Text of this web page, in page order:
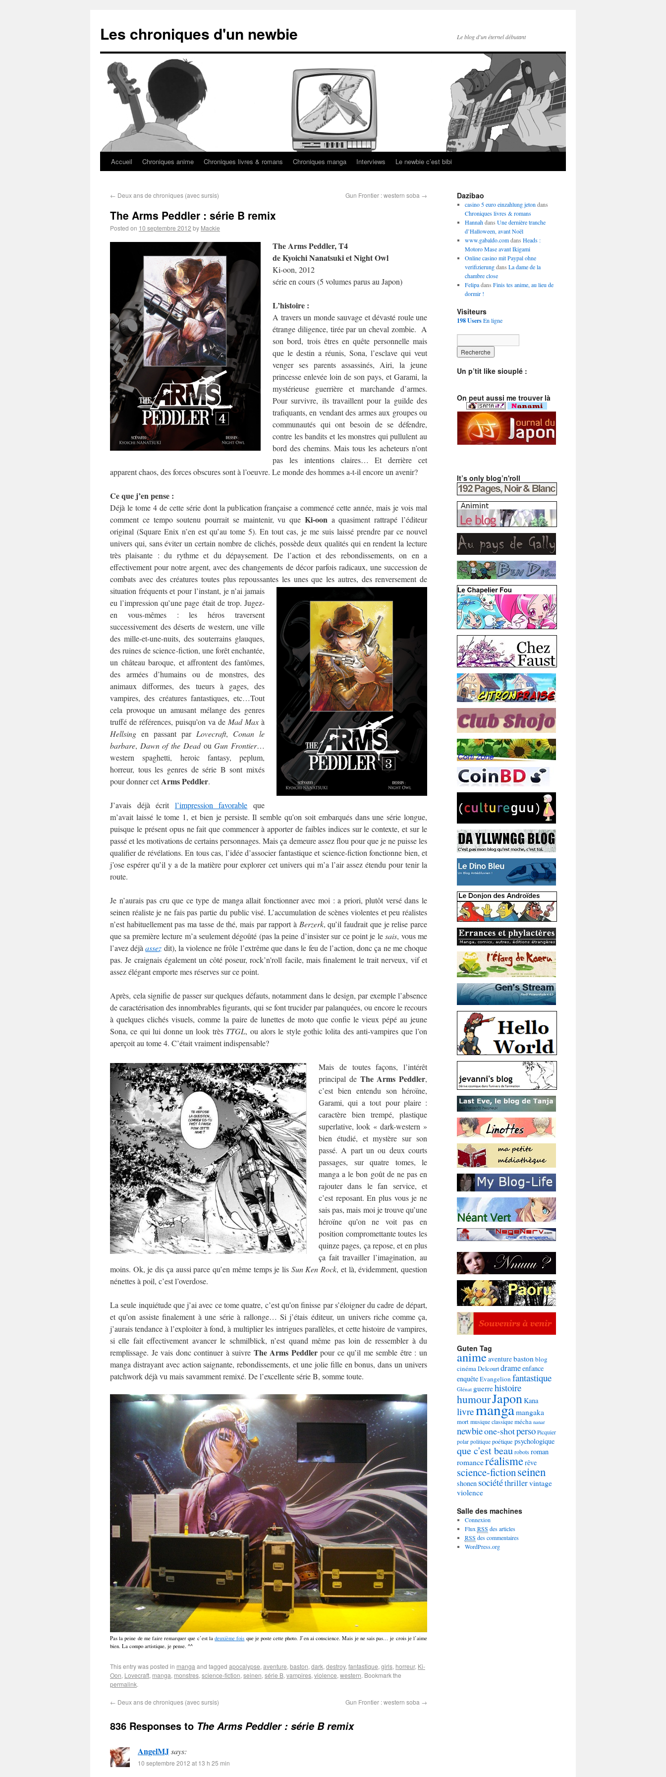
Les chroniques d'un newbie Le blog d'un éternel débutant
Accueil Chroniques anime Chroniques livres & romans Chroniques manga Interviews Le newbie c’est bibi
← Deux ans de chroniques (avec sursis) Gun Frontier : western soba →
The Arms Peddler : série B remix
Posted on 10 septembre 2012 by Mackie
The Arms Peddler, T4
de Kyoichi Nanatsuki et Night Owl
Ki-oon, 2012
série en cours (5 volumes parus au Japon)
L’histoire :
A travers un monde sauvage et dévasté roule une
étrange diligence, tirée par un cheval zombie. A
son bord, trois êtres en quête personnelle mais
que le destin a réunis, Sona, l’esclave qui veut
venger ses parents assassinés, Airi, la jeune
princesse enlevée loin de son pays, et Garami, la
mystérieuse guerrière et marchande d’armes.
Pour survivre, ils travaillent pour la guilde des
trafiquants, en vendant des armes aux groupes ou
communautés qui ont besoin de se défendre,
contre les bandits et les monstres qui pullulent au
bord des chemins. Mais tous les acheteurs n’ont
pas les intentions claires… Et derrière cet
apparent chaos, des forces obscures sont à l’oeuvre. Le monde des hommes a-t-il encore un avenir?
Ce que j’en pense :
Déjà le tome 4 de cette série dont la publication française a commencé cette année, mais je vois mal
comment ce tempo soutenu pourrait se maintenir, vu que Ki-oon a quasiment rattrapé l’éditeur
original (Square Enix n’en est qu’au tome 5). En tout cas, je me suis laissé prendre par ce nouvel
univers qui, sans éviter un certain nombre de clichés, possède deux qualités qui en rendent la lecture
très plaisante : du rythme et du dépaysement. De l’action et des rebondissements, on en a
effectivement pour notre argent, avec des changements de décor parfois radicaux, une succession de
combats avec des créatures toutes plus repoussantes les unes que les autres, des renversement de
situation fréquents et pour l’instant, je n’ai jamais
eu l’impression qu’une page était de trop. Jugez-
en vous-mêmes : les héros traversent
successivement des déserts de western, une ville
des mille-et-une-nuits, des souterrains glauques,
des ruines de science-fiction, une forêt enchantée,
un château baroque, et affrontent des fantômes,
des armées d’humains ou de monstres, des
animaux difformes, des tueurs à gages, des
vampires, des créatures fantastiques, etc…Tout
cela provoque un amusant mélange des genres
truffé de références, puisqu’on va de Mad Max à
Hellsing en passant par Lovecraft, Conan le
barbare, Dawn of the DeadouGun Frontier…
western spaghetti, heroic fantasy, peplum,
horreur, tous les genres de série B sont mixés
pour donner cetArms Peddler.
J’avais déjà écrit l’impression favorable que
m’avait laissé le tome 1, et bien je persiste. Il semble qu’on soit embarqués dans une série longue,
puisque le présent opus ne fait que commencer à apporter de faibles indices sur le contexte, et sur le
passé et les motivations de certains personnages. Mais ça demeure assez flou pour que je ne puisse les
qualifier de révélations. En tous cas, l’idée d’associer fantastique et science-fiction fonctionne bien, et
j’ose espérer qu’il y a de la matière pour explorer cet univers qui m’a l’air assez étendu pour tenir la
route.
Je n’aurais pas cru que ce type de manga allait fonctionner avec moi : a priori, plutôt versé dans le
seinen réaliste je ne fais pas partie du public visé. L’accumulation de scènes violentes et peu réalistes
n’est habituellement pas ma tasse de thé, mais par rapport à Berzerk, qu’il faudrait que je relise parce
que sa première lecture m’a seulement dégoûté (pas la peine d’insister sur ce point je lesais, vous me
l’avez déjàassez dit), la violence ne frôle l’extrême que dans le feu de l’action, donc ça ne me choque
pas. Je craignais également un côté poseur, rock’n'roll facile, mais finalement le trait nerveux, vif et
assez élégant emporte mes réserves sur ce point.
Après, cela signifie de passer sur quelques défauts, notamment dans le design, par exemple l’absence
de caractérisation des innombrables figurants, qui se font trucider par palanquées, ou encore le recours
à quelques clichés visuels, comme la paire de lunettes de moto que confie le vieux pépé au jeune
Sona, ce qui lui donne un look très TTGL, ou alors le style gothic lolita des anti-vampires que l’on
aperçoit au tome 4. C’était vraiment indispensable?
Mais de toutes façons, l’intérêt
principal de The Arms Peddler,
c’est bien entendu son héroïne,
Garami, qui a tout pour plaire :
caractère bien trempé, plastique
superlative, look « dark-western »
bien étudié, et mystère sur son
passé. A part un ou deux courts
passages, sur quatre tomes, le
manga a le bon goût de ne pas en
rajouter dans le fan service, et
c’est reposant. En plus vous je ne
sais pas, mais moi je trouve qu’une
héroïne qu’on ne voit pas en
position compromettante toutes les
quinze pages, ça repose, et en plus
ça fait travailler l’imagination, au
moins. Ok, je dis ça aussi parce qu’en même temps je lis Sun Ken Rock, et là, évidemment, question
nénettes à poil, c’est l’overdose.
La seule inquiétude que j’ai avec ce tome quatre, c’est qu’on finisse par s’éloigner du cadre de départ,
et qu’on assiste finalement à une série à rallonge… Si j’étais éditeur, un univers riche comme ça,
j’aurais tendance à l’exploiter à fond, à multiplier les intrigues parallèles, et cette histoire de vampires,
si elle fait effectivement avancer le schmilblick, n’est quand même pas loin de ressembler à du
remplissage. Je vais donc continuer à suivre The Arms Peddlerpour ce qu’il me semble être : un
manga distrayant avec action saignante, rebondissements, et une jolie fille en bonus, dans un univers
patchwork déjà vu mais savamment remixé. De l’excellente série B, somme toute.
Pas la peine de me faire remarquer que c’est ladeuxième fois que je poste cette photo. J’en ai conscience. Mais je ne sais pas… je crois je l’aime
bien. La compo artistique, je pense. ^^
This entry was posted in manga and tagged apocalypse, aventure, baston, dark, destroy, fantastique, girls, horreur, Ki-
Oon, Lovecraft, manga, monstres, science-fiction, seinen, série B, vampires, violence, western. Bookmark the
permalink.
← Deux ans de chroniques (avec sursis) Gun Frontier : western soba →
836 Responses to The Arms Peddler : série B remix
AngelMJsays:
10 septembre 2012 at 13 h 25 min
Dazibao
casino 5 euro einzahlung jeton dans
Chroniques livres & romans
Hannahdans Une dernière tranche
d’Halloween, avant Noël
www.gabaldo.comdans Heads :
Motoro Mase avant Ikigami
Online casino mit Paypal ohne
verifizierungdans La dame de la
chambre close
Felipadans Finis tes anime, au lieu de
dormir !
Visiteurs
198 UsersEn ligne
Un p’tit like siouplé :
On peut aussi me trouver là
It’s only blog’n'roll
Guten Tag
animeaventurebaston blog
cinémaDelcourtdrameenfance
enquêteEvangelion fantastique
Glénat guerrehistoire
humourJapon Kana
livremangamangaka
mortmusique classiquemécha nanar
newbieone-shotperso Picquier
polar politique poétique psychologique
que c'est beaurobotsroman
romanceréalismerêve
science-fictionseinen
shonen sociététhrillervintage
violence
Salle des machines
Connexion
Flux RSS des articles
RSS des commentaires
WordPress.org